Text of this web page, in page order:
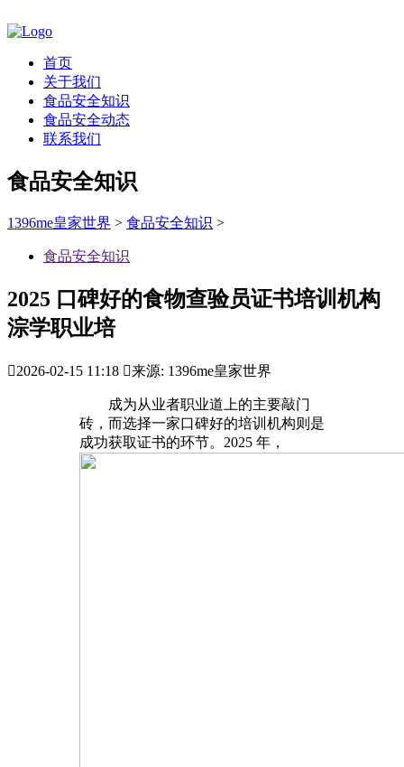
首页
关于我们
食品安全知识
食品安全动态
联系我们
食品安全知识
1396me皇家世界 > 食品安全知识 >
食品安全知识
2025 口碑好的食物查验员证书培训机构
淙学职业培
2026-02-15 11:18 来源: 1396me皇家世界
成为从业者职业道上的主要敲门
砖，而选择一家口碑好的培训机构则是
成功获取证书的环节。2025 年，